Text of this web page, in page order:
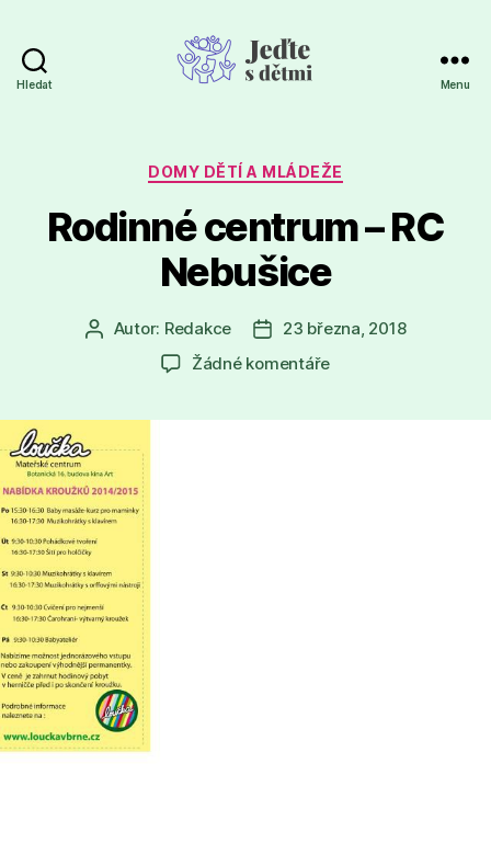
Hledat Menu
Rubriky
DOMY DĚTÍ A MLÁDEŽE
Rodinné centrum – RC
Nebušice
Autor
příspěvku
Autor: Redakce
Datum
příspěvku
23 března, 2018
Žádné komentářeu